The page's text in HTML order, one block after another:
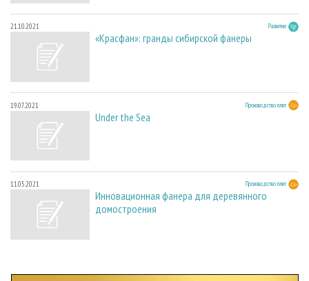
21.10.2021 Развитие
«Красфан»: гранды сибирской фанеры
19.07.2021 Производство плит
Under the Sea
11.05.2021 Производство плит
Инновационная фанера для деревянного
домостроения